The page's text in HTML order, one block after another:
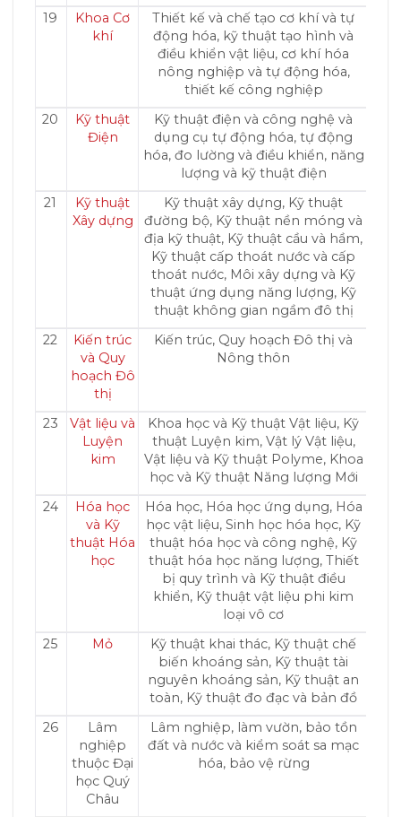
19
Khoa Cơ
khí
Thiết kế và chế tạo cơ khí và tự
động hóa, kỹ thuật tạo hình và
điều khiển vật liệu, cơ khí hóa
nông nghiệp và tự động hóa,
thiết kế công nghiệp
20
Kỹ thuật
Điện
Kỹ thuật điện và công nghệ và
dụng cụ tự động hóa, tự động
hóa, đo lường và điều khiển, năng
lượng và kỹ thuật điện
21
Kỹ thuật
Xây dựng
Kỹ thuật xây dựng, Kỹ thuật
đường bộ, Kỹ thuật nền móng và
địa kỹ thuật, Kỹ thuật cầu và hầm,
Kỹ thuật cấp thoát nước và cấp
thoát nước, Môi xây dựng và Kỹ
thuật ứng dụng năng lượng, Kỹ
thuật không gian ngầm đô thị
22
Kiến trúc
và Quy
hoạch Đô
thị
Kiến trúc, Quy hoạch Đô thị và
Nông thôn
23
Vật liệu và
Luyện
kim
Khoa học và Kỹ thuật Vật liệu, Kỹ
thuật Luyện kim, Vật lý Vật liệu,
Vật liệu và Kỹ thuật Polyme, Khoa
học và Kỹ thuật Năng lượng Mới
24
Hóa học
và Kỹ
thuật Hóa
học
Hóa học, Hóa học ứng dụng, Hóa
học vật liệu, Sinh học hóa học, Kỹ
thuật hóa học và công nghệ, Kỹ
thuật hóa học năng lượng, Thiết
bị quy trình và Kỹ thuật điều
khiển, Kỹ thuật vật liệu phi kim
loại vô cơ
25
Mỏ
Kỹ thuật khai thác, Kỹ thuật chế
biến khoáng sản, Kỹ thuật tài
nguyên khoáng sản, Kỹ thuật an
toàn, Kỹ thuật đo đạc và bản đồ
26
Lâm
nghiệp
thuộc Đại
học Quý
Châu
Lâm nghiệp, làm vườn, bảo tồn
đất và nước và kiểm soát sa mạc
hóa, bảo vệ rừng